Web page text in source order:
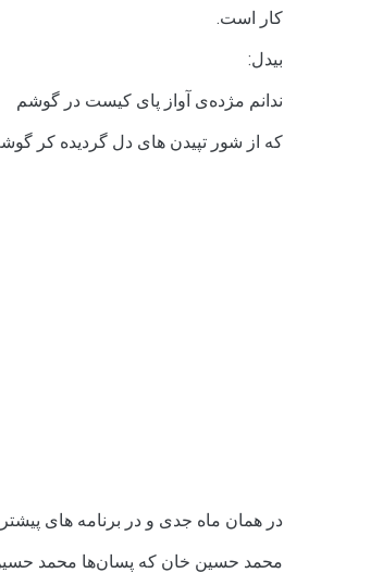
کار است.
بیدل:
ندانم مژده‌ی آواز پای کیست در گوشم
که از شور تپیدن های دل گردیده کر
در همان ماه جدی و در برنامه های